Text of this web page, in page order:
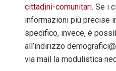
cittadini-comunitari. Se i
informazioni più precise
specifico, invece, è
all’indirizzo
via mail la modulistica